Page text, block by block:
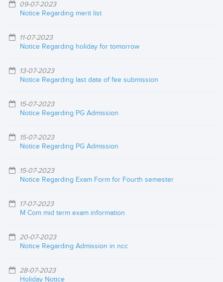
09-07-2023
Notice Regarding merit list
11-07-2023
Notice Regarding holiday for tomorrow
13-07-2023
Notice Regarding last date of fee submission
15-07-2023
Notice Regarding PG Admission
15-07-2023
Notice Regarding PG Admission
15-07-2023
Notice Regarding Exam Form for Fourth semester
17-07-2023
M Com mid term exam information
20-07-2023
Notice Regarding Admission in ncc
28-07-2023
Holiday Notice